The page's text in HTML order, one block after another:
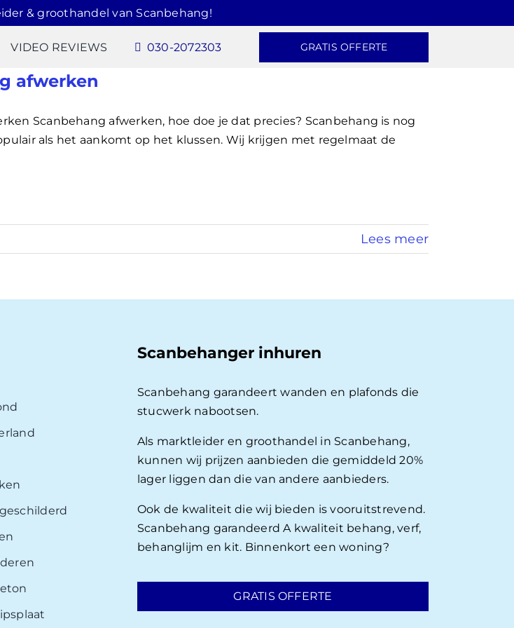
& groothandel van Scanbehang!
VIDEO REVIEWS 030-2072303 GRATIS OFFERTE
afwerken
Scanbehang afwerken, hoe doe je dat precies? Scanbehang is nog
als het aankomt op het klussen. Wij krijgen met regelmaat de
Lees meer
Scanbehanger inhuren
Scanbehang garandeert wanden en plafonds die
stucwerk nabootsen.
Als marktleider en groothandel in Scanbehang,
kunnen wij prijzen aanbieden die gemiddeld 20%
lager liggen dan die van andere aanbieders.
Ook de kwaliteit die wij bieden is vooruitstrevend.
Scanbehang garandeerd A kwaliteit behang, verf,
behanglijm en kit. Binnenkort een woning?
GRATIS OFFERTE